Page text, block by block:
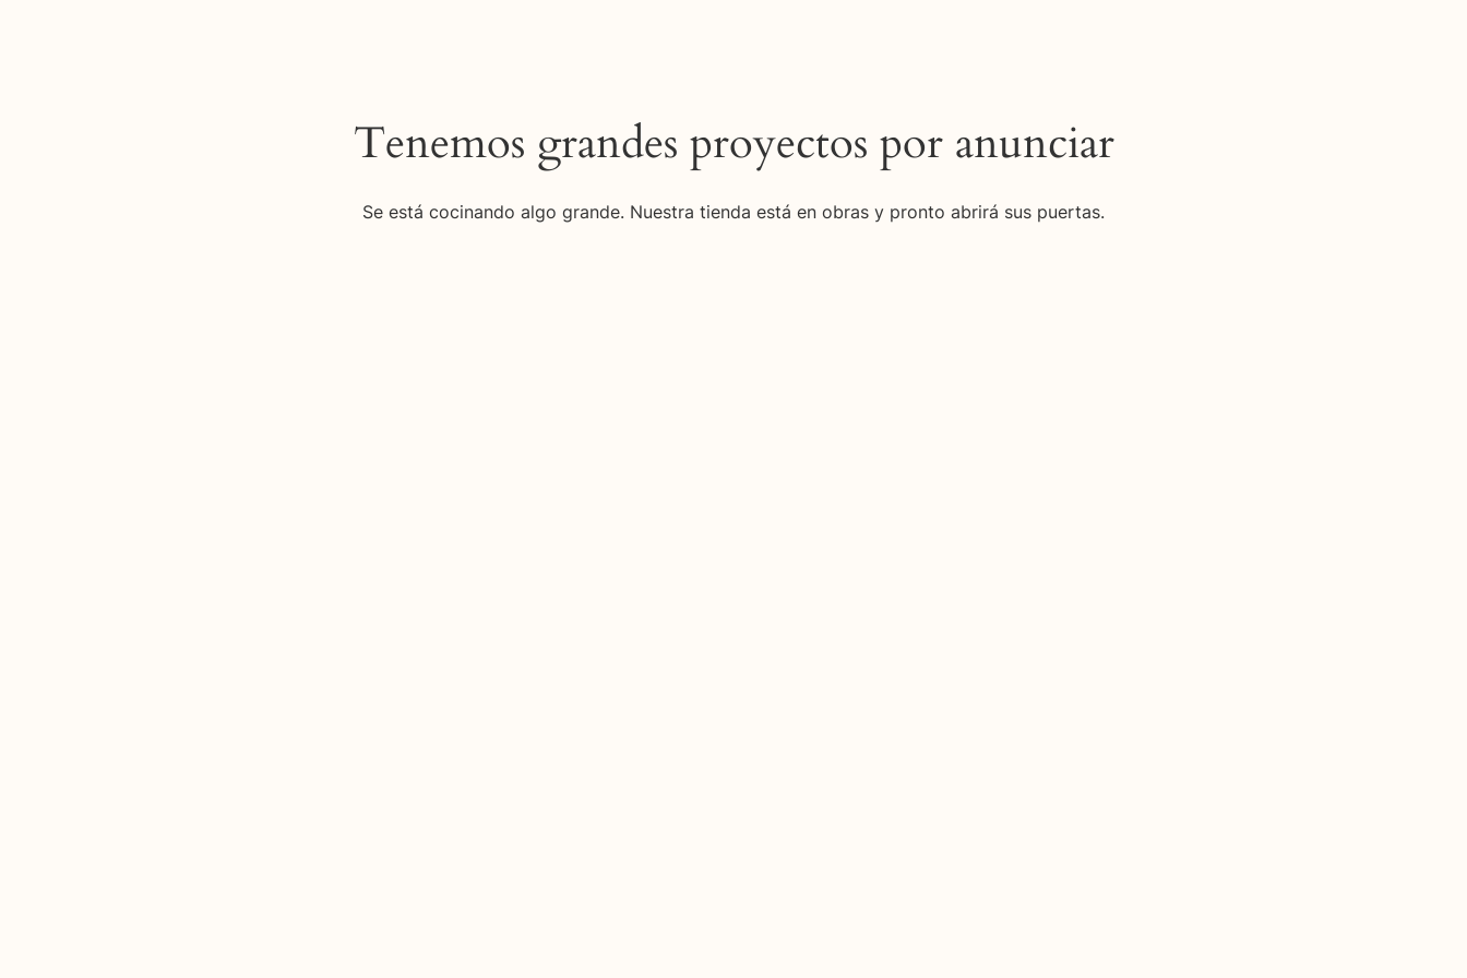
Tenemos grandes proyectos por anunciar
Se está cocinando algo grande. Nuestra tienda está en obras y pronto abrirá sus puertas.